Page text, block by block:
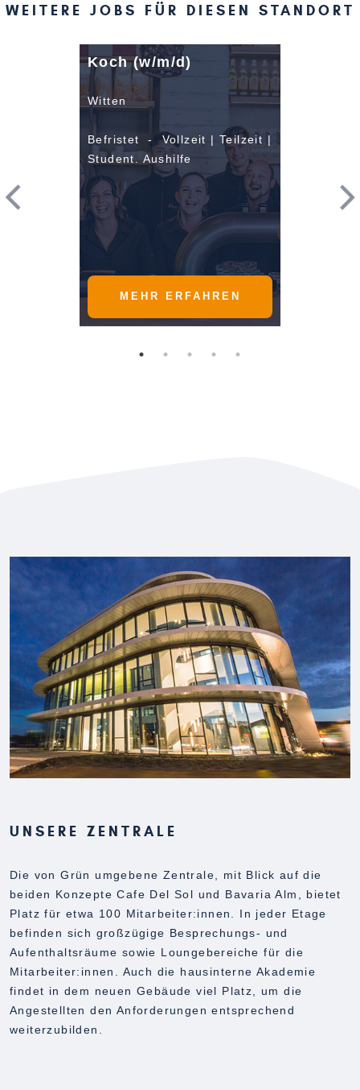
WEITERE JOBS FÜR DIESEN STANDORT
Koch (w/m/d)
Witten
Befristet - Vollzeit | Teilzeit |
Student. Aushilfe
MEHR ERFAHREN
UNSERE ZENTRALE
Die von Grün umgebene Zentrale, mit Blick auf die
beiden Konzepte Cafe Del Sol und Bavaria Alm, bietet
Platz für etwa 100 Mitarbeiter:innen. In jeder Etage
befinden sich großzügige Besprechungs- und
Aufenthaltsräume sowie Loungebereiche für die
Mitarbeiter:innen. Auch die hausinterne Akademie
findet in dem neuen Gebäude viel Platz, um die
Angestellten den Anforderungen entsprechend
weiterzubilden.